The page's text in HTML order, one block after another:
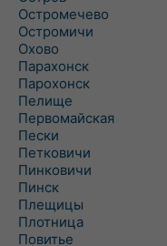
Остромечево
Остромичи
Охово
Парахонск
Парохонск
Пелище
Первомайская
Пески
Петковичи
Пинковичи
Пинск
Плещицы
Плотница
Повитье